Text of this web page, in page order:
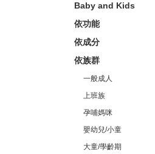
Baby and Kids
依功能
依成分
依族群
一般成人
上班族
孕哺媽咪
嬰幼兒/小童
大童/學齡期